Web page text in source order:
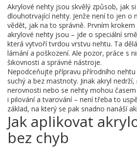
Akrylové nehty jsou skvělý způsob, jak
dlouhotrvající nehty. Jenže není to jen o
vědět, jak na to správně. Prvním
akrylové nehty jsou – jde o speciální
která vytvoří tvrdou vrstvu nehtu. Ta
lámání a poškození. Ale pozor, práce s
šikovnosti a správné nástroje.
Nepodceňujte přípravu přírodního
suchý a bez mastnoty. Jinak akryl
nerovnosti nebo se nehty mohou
i pilování a tvarování – není třeba to
základ, na který se pak snadno nanáší
Jak aplikovat
bez chyb